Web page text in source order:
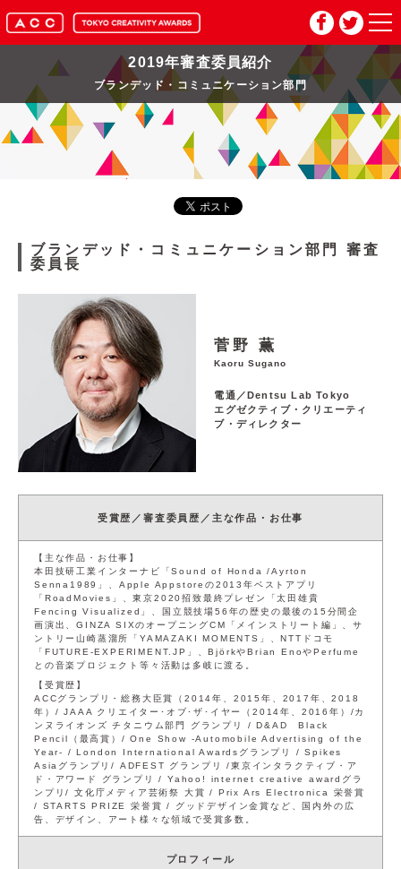
HOME
マイページ
入賞作品
お問い合わせ
サイト利用規約
閉じる
2019年審査委員紹介
ブランデッド・コミュニケーション部門
ブランデッド・コミュニケーション部門
審査
委員長
菅野 薫
Kaoru Sugano
電通／Dentsu Lab Tokyo
エグゼクティブ・クリエーティ
ブ・ディレクター
受賞歴／審査委員歴／主な作品・お仕事
【主な作品・お仕事】
本田技研工業インターナビ「Sound of Honda /Ayrton
Senna1989」、Apple Appstoreの2013年ベストアプリ
「RoadMovies」、東京2020招致最終プレゼン「太田雄貴
Fencing Visualized」、国立競技場56年の歴史の最後の15分間企
画演出、GINZA SIXのオープニングCM「メインストリート編」、サ
ントリー山崎蒸溜所「YAMAZAKI MOMENTS」、NTTドコモ
「FUTURE-EXPERIMENT.JP」、BjörkやBrian EnoやPerfume
との音楽プロジェクト等々活動は多岐に渡る。
【受賞歴】
ACCグランプリ・総務大臣賞（2014年、2015年、2017年、2018
年）/ JAAA クリエイター･オブ･ザ･イヤー（2014年、2016年）/カ
ンヌライオンズ チタニウム部門 グランプリ / D&AD Black
Pencil（最高賞）/ One Show -Automobile Advertising of the
Year- / London International Awardsグランプリ / Spikes
Asiaグランプリ/ ADFEST グランプリ /東京インタラクティブ・ア
ド・アワード グランプリ / Yahoo! internet creative awardグラ
ンプリ/ 文化庁メディア芸術祭 大賞 / Prix Ars Electronica 栄誉賞
/ STARTS PRIZE 栄誉賞 / グッドデザイン金賞など、国内外の広
告、デザイン、アート様々な領域で受賞多数。
プロフィール